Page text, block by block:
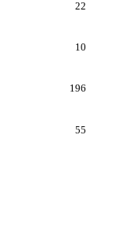
22
10
196
55